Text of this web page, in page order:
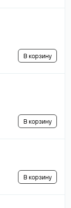
В корзину
В корзину
В корзину